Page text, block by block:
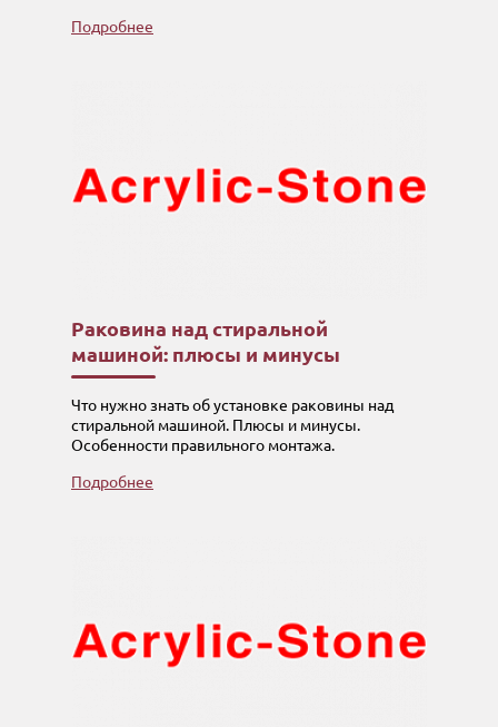
Подробнее
Раковина над стиральной
машиной: плюсы и минусы
Что нужно знать об установке раковины над
стиральной машиной. Плюсы и минусы.
Особенности правильного монтажа.
Подробнее